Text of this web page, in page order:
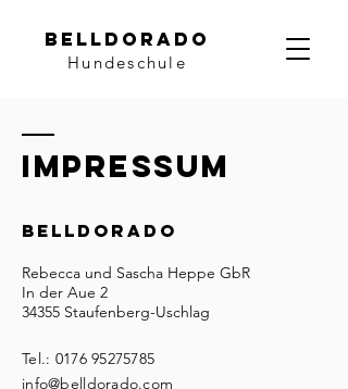
Belldorado
Hundeschule
Impressum
BELLDORADO
Rebecca und Sascha Heppe GbR
In der Aue 2
34355 Staufenberg-Uschlag
Tel.: 0176 95275785
info@belldorado.com